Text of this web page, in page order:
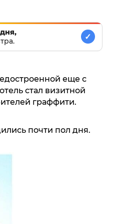
✓
еще с
стал визитной
граффити.
почти пол дня.